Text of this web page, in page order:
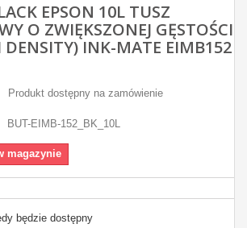
EPSON 10L TUSZ
O ZWIĘKSZONEJ GĘSTOŚCI
DENSITY) INK-MATE EIMB152
Produkt dostępny na zamówienie
BUT-EIMB-152_BK_10L
magazynie
będzie dostępny